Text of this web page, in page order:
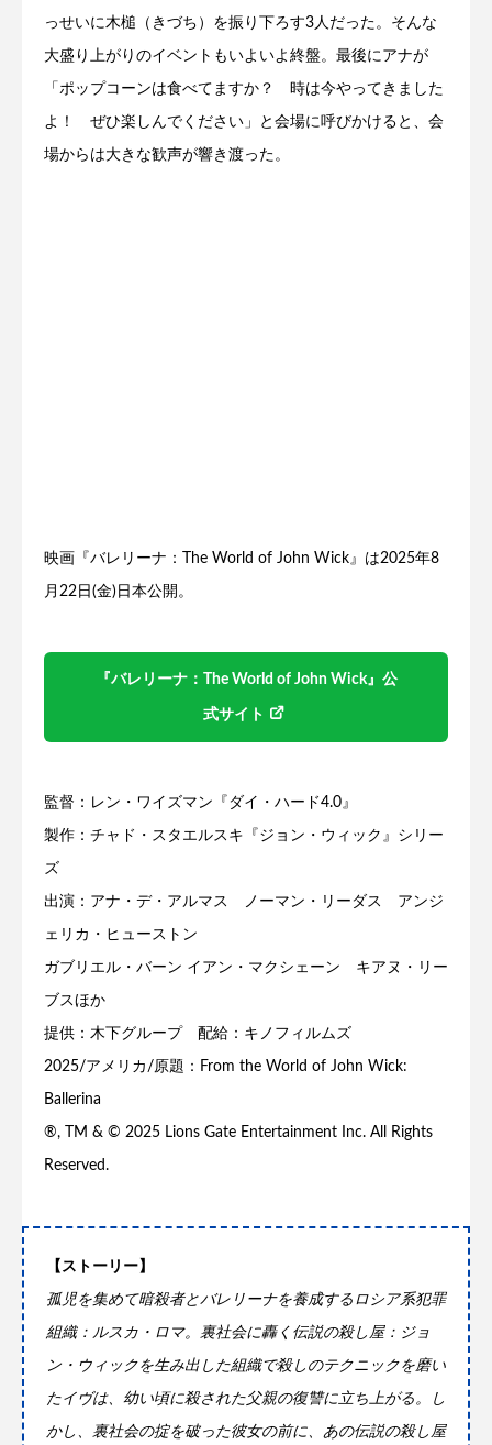
っせいに木槌（きづち）を振り下ろす3人だった。そんな
大盛り上がりのイベントもいよいよ終盤。最後にアナが
「ポップコーンは食べてますか？ 時は今やってきました
よ！ ぜひ楽しんでください」と会場に呼びかけると、会
場からは大きな歓声が響き渡った。
映画『バレリーナ：The World of John Wick』は2025年8
月22日(金)日本公開。
『バレリーナ：The World of John Wick』公
式サイト
監督：レン・ワイズマン『ダイ・ハード4.0』
製作：チャド・スタエルスキ『ジョン・ウィック』シリー
ズ
出演：アナ・デ・アルマス ノーマン・リーダス アンジ
ェリカ・ヒューストン
ガブリエル・バーン イアン・マクシェーン キアヌ・リー
ブスほか
提供：木下グループ 配給：キノフィルムズ
2025/アメリカ/原題：From the World of John Wick:
Ballerina
®, TM & © 2025 Lions Gate Entertainment Inc. All Rights
Reserved.
【ストーリー】
孤児を集めて暗殺者とバレリーナを養成するロシア系犯罪
組織：ルスカ・ロマ。裏社会に轟く伝説の殺し屋：ジョ
ン・ウィックを生み出した組織で殺しのテクニックを磨い
たイヴは、幼い頃に殺された父親の復讐に立ち上がる。し
かし、裏社会の掟を破った彼女の前に、あの伝説の殺し屋